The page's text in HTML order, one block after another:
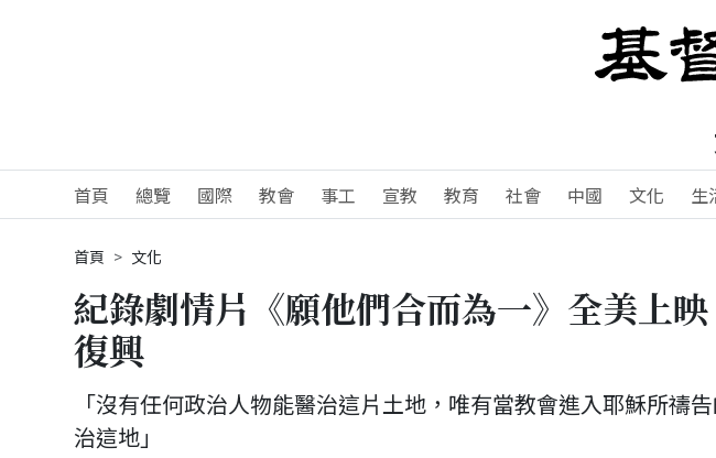
首頁 總覽 國際 教會 事工 宣教 教育 社會 中國 文化 生
首頁 文化
紀錄劇情片《願他們合而為一》全美上
復興
「沒有任何政治人物能醫治這片土地，唯有當教會進入耶穌所禱
治這地」